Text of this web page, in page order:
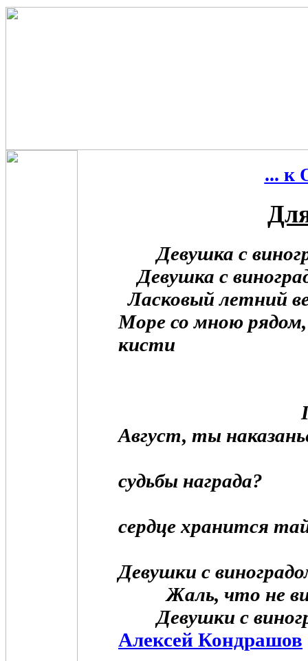
... к
Девушка с
Девушка с
Ласковый летний
Море со мною рядом
кисти
Август, ты
судьбы награда?
сердце хранится
Девушки с
Жаль, что не
Девушки с
Алексей Кондрашов